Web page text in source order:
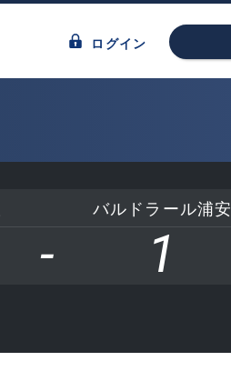
ログイン
バルドラール浦安
- 1